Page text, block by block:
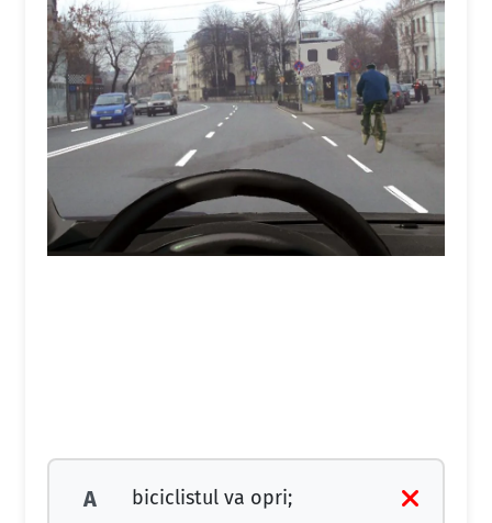
A biciclistul va opri;